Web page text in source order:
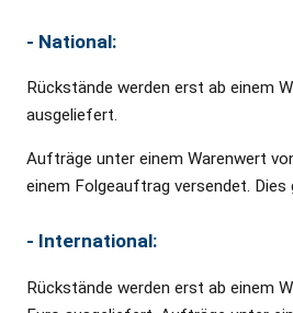
- National:
Rückstände werden erst ab einem
ausgeliefert.
Aufträge unter einem Warenwert
einem Folgeauftrag versendet.
- International:
Rückstände werden erst ab einem